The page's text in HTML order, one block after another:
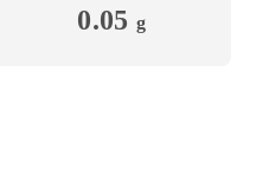
0.05 g